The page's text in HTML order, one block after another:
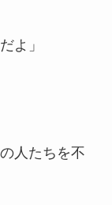
よ」
人たちを不